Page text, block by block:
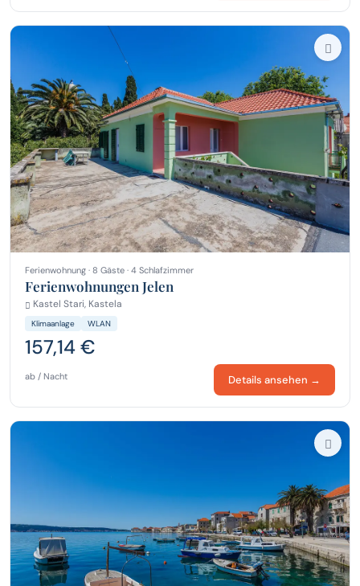
Ferienwohnung · 8 Gäste · 4 Schlafzimmer
Ferienwohnungen Jelen
Kastel Stari, Kastela
Klimaanlage WLAN
157,14 €
ab / Nacht Details ansehen →